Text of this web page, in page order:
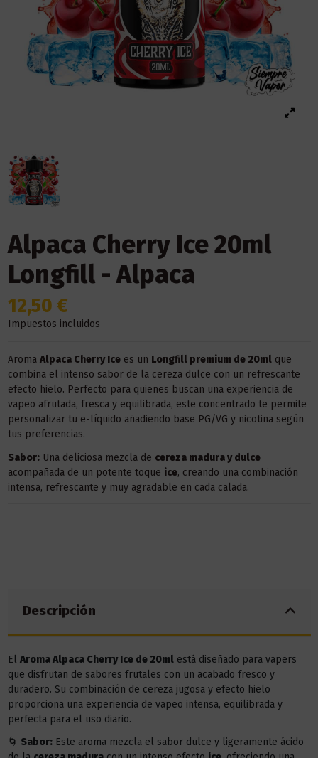
Alpaca Cherry Ice 20ml
Longfill - Alpaca
12,50 €
Impuestos incluidos
Aroma Alpaca Cherry Icees un Longfill premium de 20mlque
combina el intenso sabor de la cereza dulce con un refrescante
efecto hielo. Perfecto para quienes buscan una experiencia de
vapeo afrutada, fresca y equilibrada, este concentrado te permite
personalizar tu e-líquido añadiendo base PG/VG y nicotina según
tus preferencias.
Sabor:Una deliciosa mezcla de cereza madura y dulce
acompañada de un potente toque ice, creando una combinación
intensa, refrescante y muy agradable en cada calada.
Descripción
El Aroma Alpaca Cherry Ice de 20mlestá diseñado para vapers
que disfrutan de sabores frutales con un acabado fresco y
duradero. Su combinación de cereza jugosa y efecto hielo
proporciona una experiencia de vapeo intensa, equilibrada y
perfecta para el uso diario.
🌀 Sabor:Este aroma mezcla el sabor dulce y ligeramente ácido